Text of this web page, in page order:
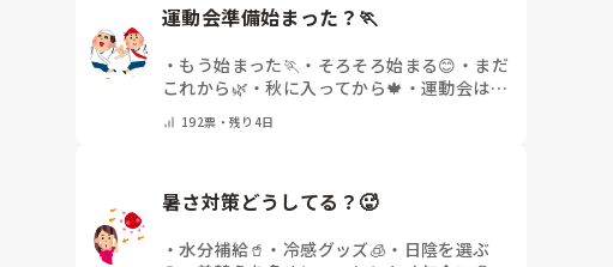
り、怖くて行けていません。
運動会準備始まった？🏃
・ もう始まった🏃 ・ そろそろ始まる😊 ・ まだ
これから🌿 ・秋に入ってから🍁 ・ 運動会はな
ください)
192票・残り4日
暑さ対策どうしてる？🥵
・水分補給🥤 ・ 冷感グッズ🧊 ・ 日陰を選ぶ